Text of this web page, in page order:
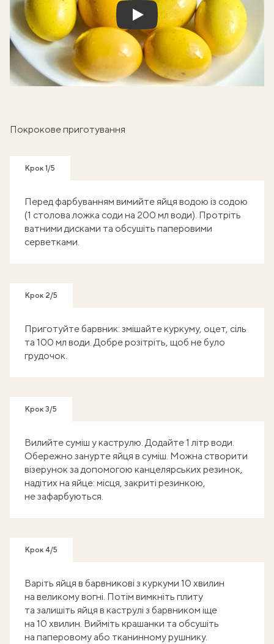
Play
Покрокове приготування
Крок 1/5
Перед фарбуванням вимийте яйця водою із содою
(1 столова ложка соди на 200 мл води). Протріть
ватними дисками та обсушіть паперовими
серветками.
Крок 2/5
Приготуйте барвник: змішайте куркуму, оцет, сіль
та 100 мл води. Добре розітріть, щоб не було
грудочок.
Крок 3/5
Вилийте суміш у каструлю. Додайте 1 літр води.
Обережно занурте яйця в суміш. Можна створити
візерунок за допомогою канцелярських резинок,
надітих на яйце: місця, закриті резинкою,
не зафарбуються.
Крок 4/5
Варіть яйця в барвникові з куркуми 10 хвилин
на великому вогні. Потім вимкніть плиту
та залишіть яйця в каструлі з барвником іще
на 10 хвилин. Вийміть крашанки та обсушіть
на паперовому або тканинному рушнику.